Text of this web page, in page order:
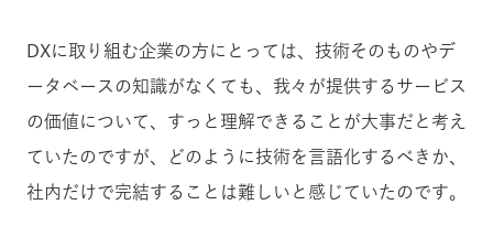
DXに取り組む企業の方にとっては、技術そのものやデ
ータベースの知識がなくても、我々が提供するサービス
の価値について、すっと理解できることが大事だと考え
ていたのですが、どのように技術を言語化するべきか、
社内だけで完結することは難しいと感じていたのです。